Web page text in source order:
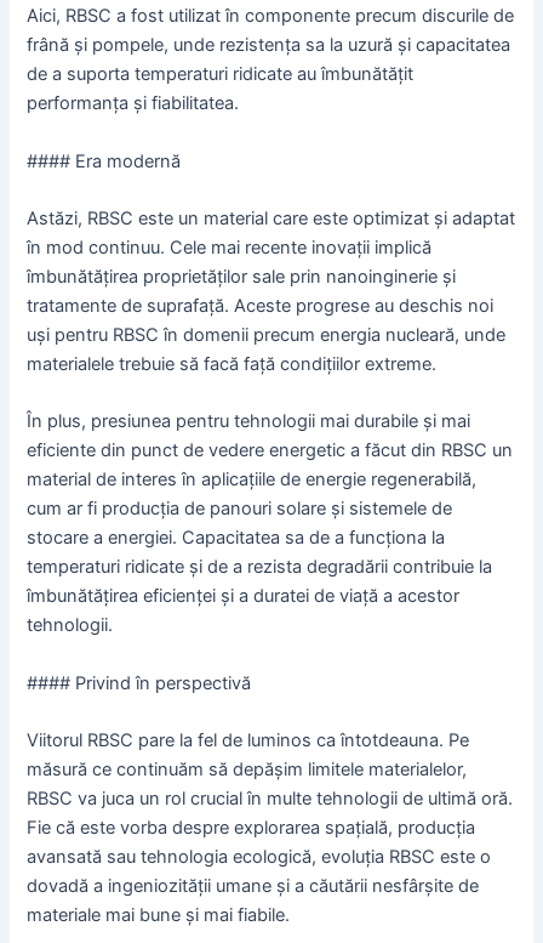
Aici, RBSC a fost utilizat în componente precum discurile de
frână și pompele, unde rezistența sa la uzură și capacitatea
de a suporta temperaturi ridicate au îmbunătățit
performanța și fiabilitatea.
#### Era modernă
Astăzi, RBSC este un material care este optimizat și adaptat
în mod continuu. Cele mai recente inovații implică
îmbunătățirea proprietăților sale prin nanoinginerie și
tratamente de suprafață. Aceste progrese au deschis noi
uși pentru RBSC în domenii precum energia nucleară, unde
materialele trebuie să facă față condițiilor extreme.
În plus, presiunea pentru tehnologii mai durabile și mai
eficiente din punct de vedere energetic a făcut din RBSC un
material de interes în aplicațiile de energie regenerabilă,
cum ar fi producția de panouri solare și sistemele de
stocare a energiei. Capacitatea sa de a funcționa la
temperaturi ridicate și de a rezista degradării contribuie la
îmbunătățirea eficienței și a duratei de viață a acestor
tehnologii.
#### Privind în perspectivă
Viitorul RBSC pare la fel de luminos ca întotdeauna. Pe
măsură ce continuăm să depășim limitele materialelor,
RBSC va juca un rol crucial în multe tehnologii de ultimă oră.
Fie că este vorba despre explorarea spațială, producția
avansată sau tehnologia ecologică, evoluția RBSC este o
dovadă a ingeniozității umane și a căutării nesfârșite de
materiale mai bune și mai fiabile.